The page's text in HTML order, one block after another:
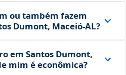
ou também fazem
Dumont, Maceió‑AL?
em Santos Dumont,
mim é econômica?